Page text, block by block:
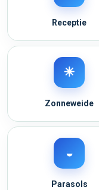
Receptie
☀
Zonneweide
◒
Parasols